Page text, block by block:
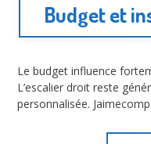
Budget et
Le budget influence
L’escalier droit reste
personnalisée.